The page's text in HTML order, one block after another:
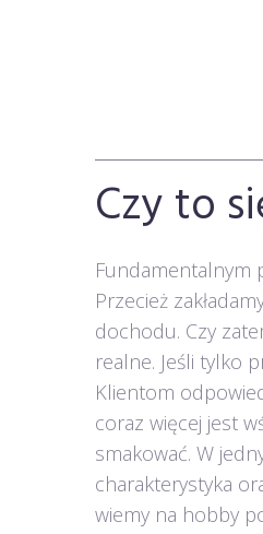
Czy to
Fundamentalnym
Przecież
dochodu. Czy
realne. Jeśli tylko
Klientom
coraz więcej jest
smakować. W
charakterystyka
wiemy na hobby